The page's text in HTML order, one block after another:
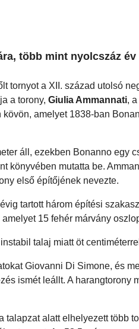
több mint nyolcszáz
tornyot a XII. század utolsó
a torony, Giulia Ammannati,
amelyet 1838-ban
áll, ezekben Bonanno egy
könyvében mutatta be.
első építőjének nevezte.
tartott három építési
15 fehér márvány
talaj miatt öt
Giovanni Di Simone, és
ismét leállt. A harangtorony
talapzat alatt elhelyezett több